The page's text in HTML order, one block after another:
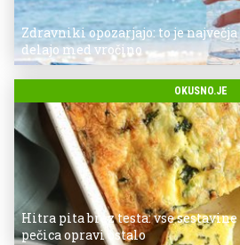
Zdravniki opozarjajo: to je
delajo med vročino
OKUSNO.JE
Hitra pita brez testa: vse
pečica opravi ostalo